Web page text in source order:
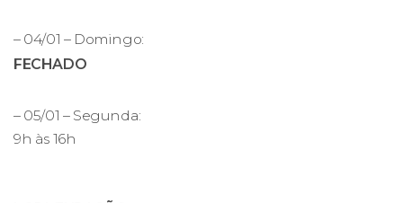
– 04/01 – Domingo:
FECHADO
– 05/01 – Segunda:
9h às 16h